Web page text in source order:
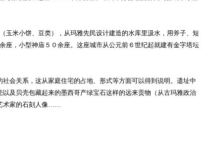
米小饼、豆类），从玛雅先民设计建造的水库里汲水，用斧子、短
座，小型神庙５０余座。这座城市从公元前６世纪起就建有金字塔坛
会关系，这从家庭住宅的占地、形式等方面可以得到说明。遗址中
及贝壳包藏起来的墨西哥产绿宝石这样的远来贡物（从古玛雅政治
术家的石刻人像……